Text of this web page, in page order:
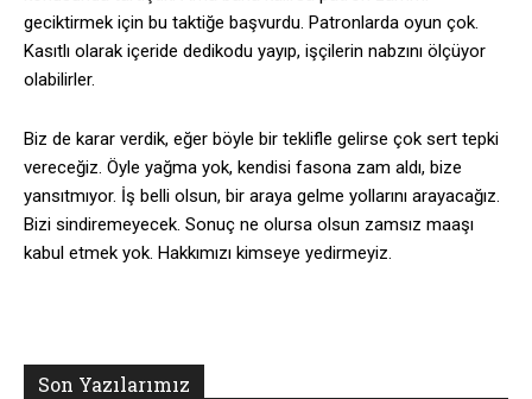
geciktirmek için bu taktiğe başvurdu. Patronlarda oyun çok.
Kasıtlı olarak içeride dedikodu yayıp, işçilerin nabzını ölçüyor
olabilirler.
Biz de karar verdik, eğer böyle bir teklifle gelirse çok sert tepki
vereceğiz. Öyle yağma yok, kendisi fasona zam aldı, bize
yansıtmıyor. İş belli olsun, bir araya gelme yollarını arayacağız.
Bizi sindiremeyecek. Sonuç ne olursa olsun zamsız maaşı
kabul etmek yok. Hakkımızı kimseye yedirmeyiz.
Son Yazılarımız